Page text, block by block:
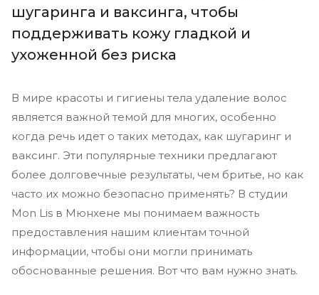
шугаринга и ваксинга, чтобы
поддерживать кожу гладкой и
ухоженной без риска
В мире красоты и гигиены тела удаление волос
является важной темой для многих, особенно
когда речь идет о таких методах, как шугаринг и
ваксинг. Эти популярные техники предлагают
более долговечные результаты, чем бритье, но как
часто их можно безопасно применять? В студии
Mon Lis в Мюнхене мы понимаем важность
предоставления нашим клиентам точной
информации, чтобы они могли принимать
обоснованные решения. Вот что вам нужно знать.